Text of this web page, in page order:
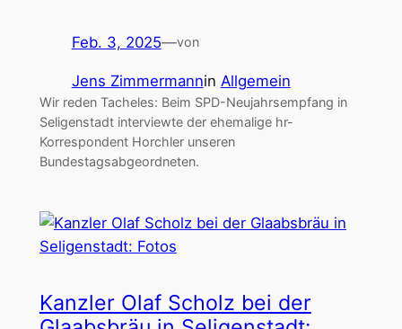
Feb. 3, 2025—von
Jens Zimmermannin Allgemein
Wir reden Tacheles: Beim SPD-Neujahrsempfang in
Seligenstadt interviewte der ehemalige hr-
Korrespondent Horchler unseren
Bundestagsabgeordneten.
Kanzler Olaf Scholz bei der